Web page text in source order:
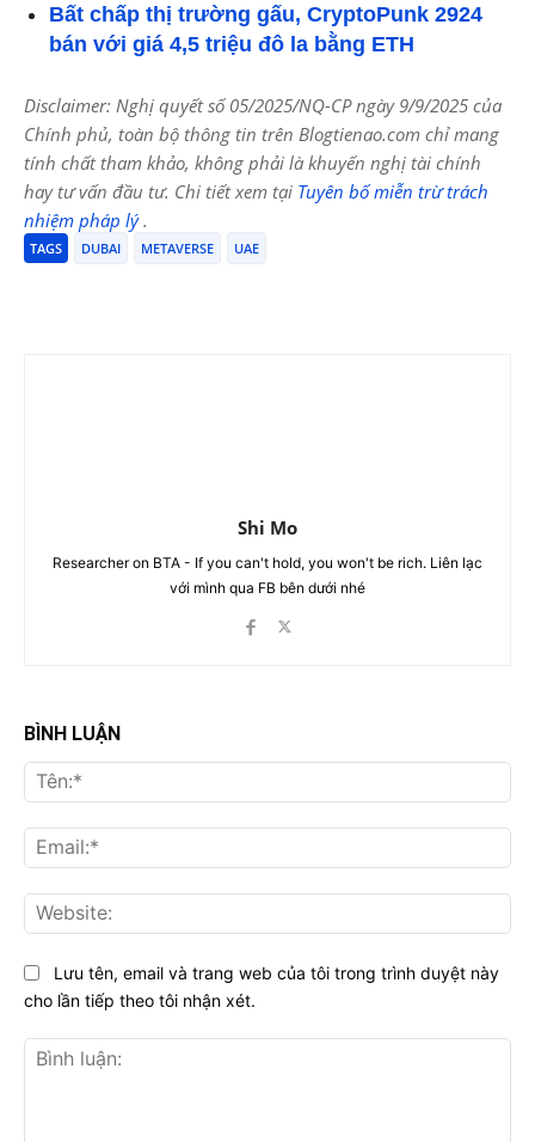
Bất chấp thị trường gấu, CryptoPunk 2924
bán với giá 4,5 triệu đô la bằng ETH
Disclaimer: Nghị quyết số 05/2025/NQ-CP ngày 9/9/2025 của
Chính phủ, toàn bộ thông tin trên Blogtienao.com chỉ mang
tính chất tham khảo, không phải là khuyến nghị tài chính
hay tư vấn đầu tư. Chi tiết xem tại Tuyên bố miễn trừ trách
nhiệm pháp lý.
TAGS DUBAI METAVERSE UAE
Shi Mo
Researcher on BTA - If you can't hold, you won't be rich. Liên lạc
với mình qua FB bên dưới nhé
BÌNH LUẬN
Lưu tên, email và trang web của tôi trong trình duyệt này
cho lần tiếp theo tôi nhận xét.